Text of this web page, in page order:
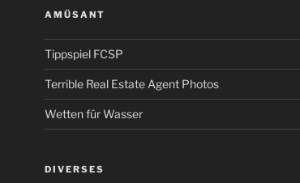
AMÜSANT
Tippspiel FCSP
Terrible Real Estate Agent Photos
Wetten für Wasser
DIVERSES